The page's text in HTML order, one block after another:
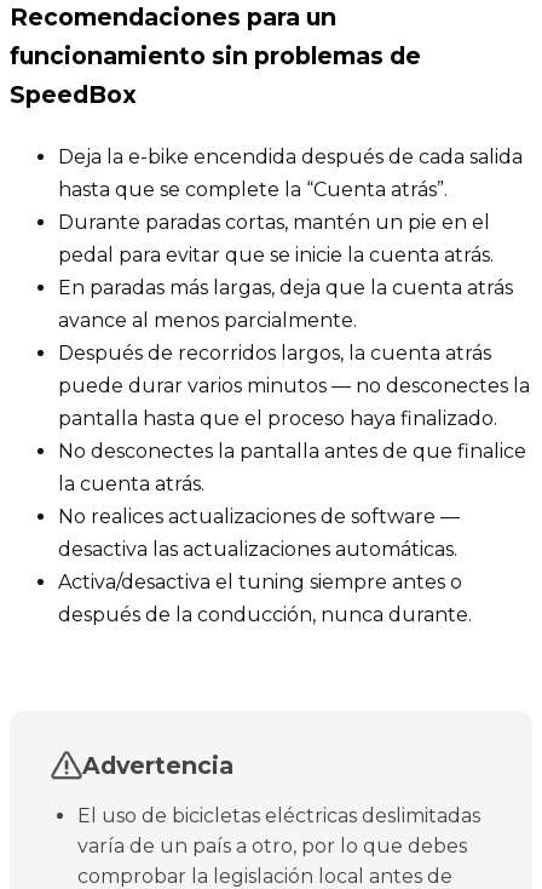
Recomendaciones para un
funcionamiento sin problemas de
SpeedBox
Deja la e-bike encendida después de cada salida
hasta que se complete la “Cuenta atrás”.
Durante paradas cortas, mantén un pie en el
pedal para evitar que se inicie la cuenta atrás.
En paradas más largas, deja que la cuenta atrás
avance al menos parcialmente.
Después de recorridos largos, la cuenta atrás
puede durar varios minutos — no desconectes la
pantalla hasta que el proceso haya finalizado.
No desconectes la pantalla antes de que finalice
la cuenta atrás.
No realices actualizaciones de software —
desactiva las actualizaciones automáticas.
Activa/desactiva el tuning siempre antes o
después de la conducción, nunca durante.
Advertencia
El uso de bicicletas eléctricas deslimitadas
varía de un país a otro, por lo que debes
comprobar la legislación local antes de